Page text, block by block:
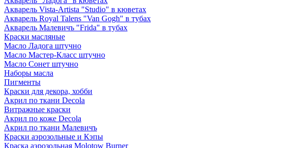
Акварель Vista-Artista "Studio" в кюветах
Акварель Royal Talens "Van Gogh" в тубах
Акварель Малевичъ "Frida" в тубах
Краски масляные
Масло Ладога штучно
Масло Мастер-Класс штучно
Масло Сонет штучно
Наборы масла
Пигменты
Краски для декора, хобби
Акрил по ткани Decola
Витражные краски
Акрил по коже Decola
Акрил по ткани Малевичъ
Краски аэрозольные и Кэпы
Краска аэрозольная Molotow Burner